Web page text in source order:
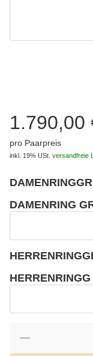
1.790,00
pro Paarpreis
inkl. 19% USt. versandfreie
DAMENRING